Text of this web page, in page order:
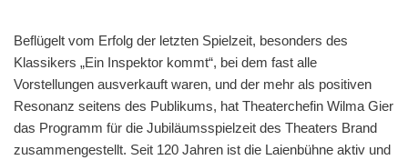
Beflügelt vom Erfolg der letzten Spielzeit, besonders des
Klassikers „Ein Inspektor kommt“, bei dem fast alle
Vorstellungen ausverkauft waren, und der mehr als positiven
Resonanz seitens des Publikums, hat Theaterchefin Wilma Gier
das Programm für die Jubiläumsspielzeit des Theaters Brand
zusammengestellt. Seit 120 Jahren ist die Laienbühne aktiv und